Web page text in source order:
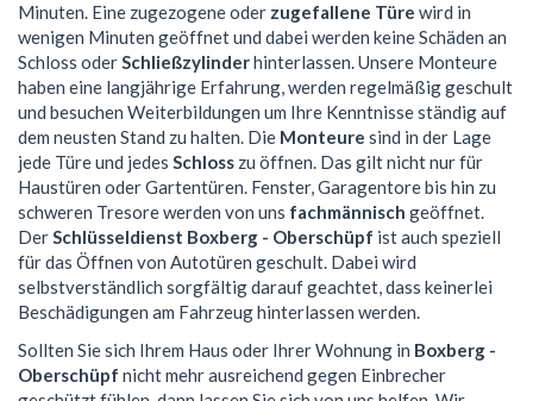
Minuten. Eine zugezogene oder zugefallene Türe wird in
wenigen Minuten geöffnet und dabei werden keine Schäden an
Schloss oderSchließzylinderhinterlassen. Unsere Monteure
haben eine langjährige Erfahrung, werden regelmäßig geschult
und besuchen Weiterbildungen um Ihre Kenntnisse ständig auf
dem neusten Stand zu halten. Die Monteure sind in der Lage
jede Türe und jedes Schloss zu öffnen. Das gilt nicht nur für
Haustüren oder Gartentüren. Fenster, Garagentore bis hin zu
schweren Tresore werden von uns fachmännisch geöffnet.
DerSchlüsseldienst Boxberg - Oberschüpf ist auch speziell
für das Öffnen von Autotüren geschult. Dabei wird
selbstverständlich sorgfältig darauf geachtet, dass keinerlei
Beschädigungen am Fahrzeug hinterlassen werden.
Sollten Sie sich Ihrem Haus oder Ihrer Wohnung in Boxberg -
Oberschüpf nicht mehr ausreichend gegen Einbrecher